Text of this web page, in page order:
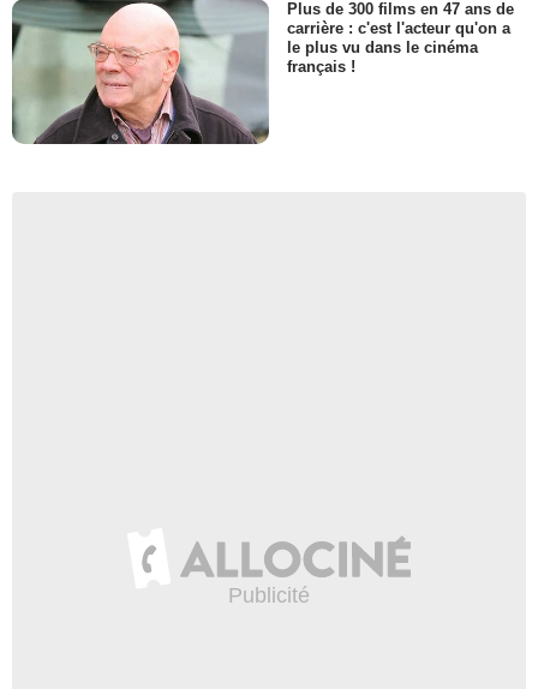
Plus de 300 films en 47 ans de
carrière : c'est l'acteur qu'on a
le plus vu dans le cinéma
français !